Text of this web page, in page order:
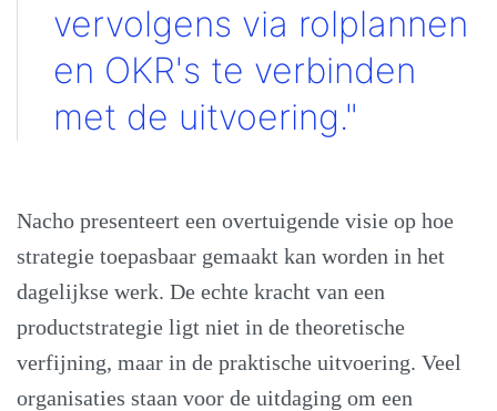
vervolgens via rolplannen
en OKR's te verbinden
met de uitvoering."
Nacho presenteert een overtuigende visie op hoe
strategie toepasbaar gemaakt kan worden in het
dagelijkse werk. De echte kracht van een
productstrategie ligt niet in de theoretische
verfijning, maar in de praktische uitvoering. Veel
organisaties staan voor de uitdaging om een